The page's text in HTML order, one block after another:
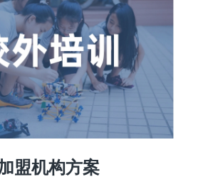
盟机构方案